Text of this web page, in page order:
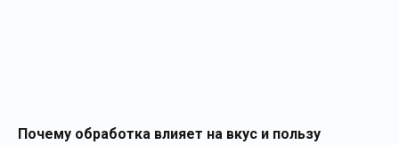
Почему обработка влияет на вкус и пользу